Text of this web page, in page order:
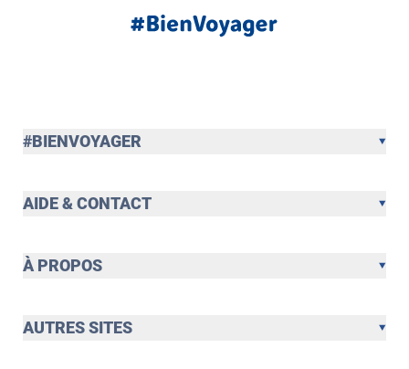
#BIENVOYAGER
AIDE & CONTACT
À PROPOS
AUTRES SITES